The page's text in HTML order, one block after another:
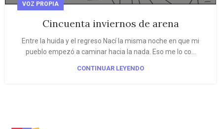
VOZ PROPIA
Cincuenta inviernos de arena
Entre la huida y el regreso Nací la misma noche en que mi
pueblo empezó a caminar hacia la nada. Eso me lo co...
CONTINUAR LEYENDO